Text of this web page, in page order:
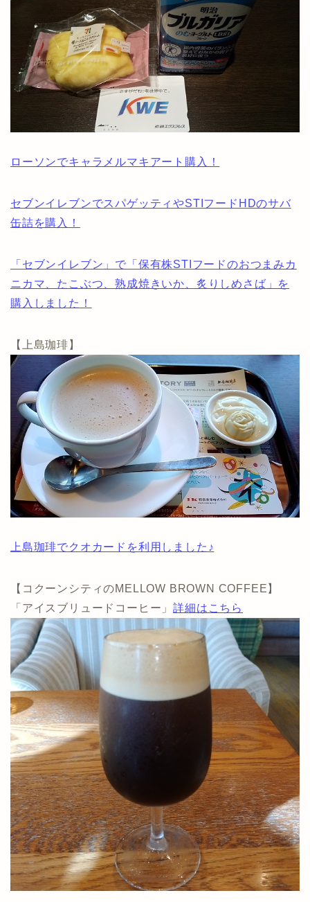
ローソンでキャラメルマキアート購入！
セブンイレブンでスパゲッティやSTIフードHDのサバ
缶詰を購入！
「セブンイレブン」で「保有株STIフードのおつまみカ
ニカマ、たこぶつ、熟成焼きいか、炙りしめさば」を
購入しました！
【上島珈琲】
上島珈琲でクオカードを利用しました♪
【コクーンシティのMELLOW BROWN COFFEE】
「アイスブリュードコーヒー」詳細はこちら